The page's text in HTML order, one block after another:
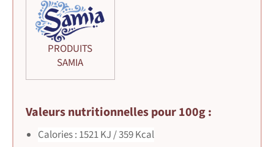
PRODUITS
SAMIA
Valeurs nutritionnelles pour 100g :
Calories : 1521 KJ / 359 Kcal